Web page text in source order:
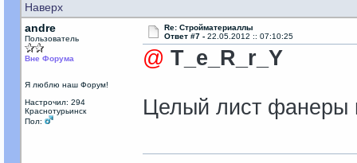
Наверх
andre
Пользователь
Вне Форума
Я люблю наш Форум!
Настрочил: 294
Краснотурьинск
Пол:
Re: Стройматериаллы
Ответ #7 - 22.05.2012 :: 07:10:25
@ T_e_R_r_Y
Целый лист фанеры